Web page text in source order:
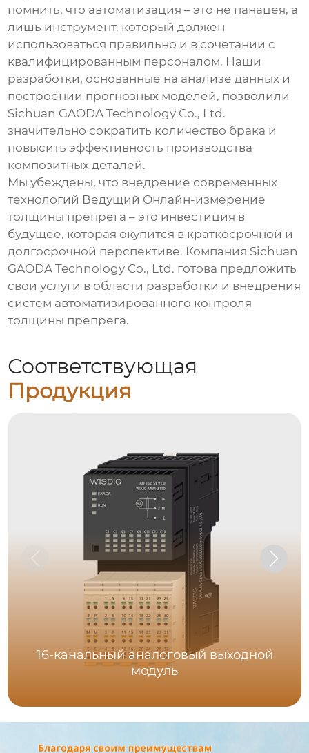
помнить, что автоматизация – это не панацея, а
лишь инструмент, который должен
использоваться правильно и в сочетании с
квалифицированным персоналом. Наши
разработки, основанные на анализе данных и
построении прогнозных моделей, позволили
Sichuan GAODA Technology Co., Ltd.
значительно сократить количество брака и
повысить эффективность производства
композитных деталей.
Мы убеждены, что внедрение современных
технологий Ведущий Онлайн-измерение
толщины препрега – это инвестиция в
будущее, которая окупится в краткосрочной и
долгосрочной перспективе. Компания Sichuan
GAODA Technology Co., Ltd. готова предложить
свои услуги в области разработки и внедрения
систем автоматизированного контроля
толщины препрега.
Соответствующая
Продукция
16-канальный аналоговый выходной
модуль